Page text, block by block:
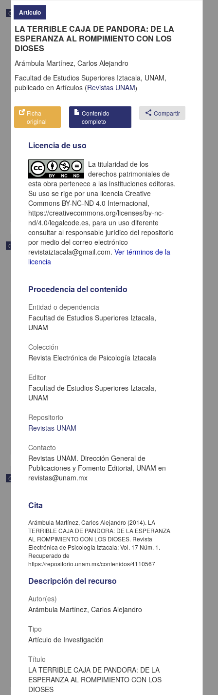
Correspondencia postal
una fotografía
Pitman, H. C.
[sin fecha]
Multidisciplina
Correspondencia postal
Carta de Zeferino Pérez, el general Antonio Rábago se encuentra
en la ranchería de Samalayuca
[sin fecha]
Multidisciplina
Correspondencia postal
informa se irá a la costa por prescripción médica
Maytorena, José María
Multidisciplina
Artículo
LA TERRIBLE CAJA DE PANDORA: DE LA
ESPERANZA AL ROMPIMIENTO CON LOS
DIOSES
Arámbula Martínez, Carlos Alejandro
Facultad de Estudios Superiores Iztacala, UNAM,
publicado enArtículos (Revistas UNAM)
Ficha
original
Contenido
completo
share Compartir
Licencia de uso
La titularidad de los
derechos patrimoniales de
esta obra pertenece a las instituciones editoras.
Su uso se rige por una licencia Creative
Commons BY-NC-ND 4.0 Internacional,
https://creativecommons.org/licenses/by-nc-
nd/4.0/legalcode.es, para un uso diferente
consultar al responsable jurídico del repositorio
por medio del correo electrónico
revistaiztacala@gmail.com.Ver términos de la
licencia
Procedencia del contenido
Entidad o dependencia
Facultad de Estudios Superiores Iztacala,
UNAM
Colección
Revista Electrónica de Psicología Iztacala
Editor
Facultad de Estudios Superiores Iztacala,
UNAM
Repositorio
Revistas UNAM
Contacto
Revistas UNAM. Dirección General de
Publicaciones y Fomento Editorial, UNAM en
revistas@unam.mx
Cita
Arámbula Martínez, Carlos Alejandro (2014). LA
TERRIBLE CAJA DE PANDORA: DE LA ESPERANZA
AL ROMPIMIENTO CON LOS DIOSES. Revista
Electrónica de Psicología Iztacala; Vol. 17 Núm. 1.
Recuperado de
https://repositorio.unam.mx/contenidos/4110567
Descripción del recurso
Autor(es)
Arámbula Martínez, Carlos Alejandro
Tipo
Artículo de Investigación
Título
LA TERRIBLE CAJA DE PANDORA: DE LA
ESPERANZA AL ROMPIMIENTO CON LOS
DIOSES